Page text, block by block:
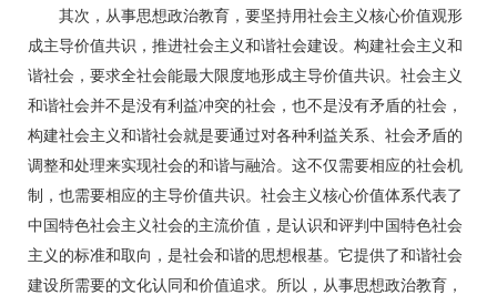
其次，从事思想政治教育，要坚持用社会主义核心价值观形
成主导价值共识，推进社会主义和谐社会建设。构建社会主义和
谐社会，要求全社会能最大限度地形成主导价值共识。社会主义
和谐社会并不是没有利益冲突的社会，也不是没有矛盾的社会，
构建社会主义和谐社会就是要通过对各种利益关系、社会矛盾的
调整和处理来实现社会的和谐与融洽。这不仅需要相应的社会机
制，也需要相应的主导价值共识。社会主义核心价值体系代表了
中国特色社会主义社会的主流价值，是认识和评判中国特色社会
主义的标准和取向，是社会和谐的思想根基。它提供了和谐社会
建设所需要的文化认同和价值追求。所以，从事思想政治教育，